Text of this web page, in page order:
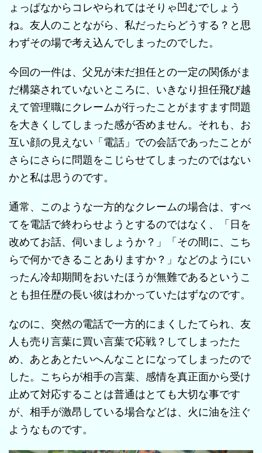
ょっぱなからコレやられてはそりゃ凹むでしょう
ね。友人のことながら、私だったらどうする？と思
わずその場で考え込んでしまったのでした。
今回の一件は、父兄が未だ担任との一定の関係がま
だ構築されていないところに、いきなり担任飛び越
えて管理職にクレームが行ったことがますます問題
を大きくしてしまった感が否めません。それも、お
互い顔の見えない「電話」での会話であったことが
さらにさらに問題をこじらせてしまったのではない
かと私は思うのです。
通常、このような一方的なクレームの場合は、すべ
てを電話で終わらせようとするのではなく、「日を
改めてお話、伺いましょうか？」「その間に、こち
らで何かできることありますか？」などのようにい
ったん冷却期間をおいたほうが無難であるというこ
とも担任歴の長い彼はわかっていたはずなのです。
なのに、突然の電話で一方的にまくしたてられ、友
人も売り言葉に買い言葉で応戦？してしまったた
め、あとあとたいへんなことになってしまったので
した。こちらが相手の言葉、感情を真正面から受け
止めて対応することは普通はとても大切な事です
が、相手が激昂している場合などは、火に油を注ぐ
ようなものです。